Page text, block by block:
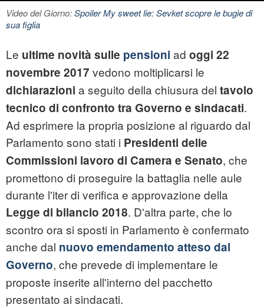
Video del Giorno:Spoiler My sweet lie: Sevket scopre le bugie di
sua figlia
Le ultime novità sulle pensioni ad oggi 22
novembre 2017 vedono moltiplicarsi le
dichiarazioni a seguito della chiusura del tavolo
tecnico di confronto tra Governo e sindacati.
Ad esprimere la propria posizione al riguardo dal
Parlamento sono stati i Presidenti delle
Commissioni lavoro di Camera e Senato, che
promettono di proseguire la battaglia nelle aule
durante l'iter di verifica e approvazione della
Legge di bilancio 2018. D'altra parte, che lo
scontro ora si sposti in Parlamento è confermato
anche dal nuovo emendamento atteso dal
Governo, che prevede di implementare le
proposte inserite all'interno del pacchetto
presentato ai sindacati.